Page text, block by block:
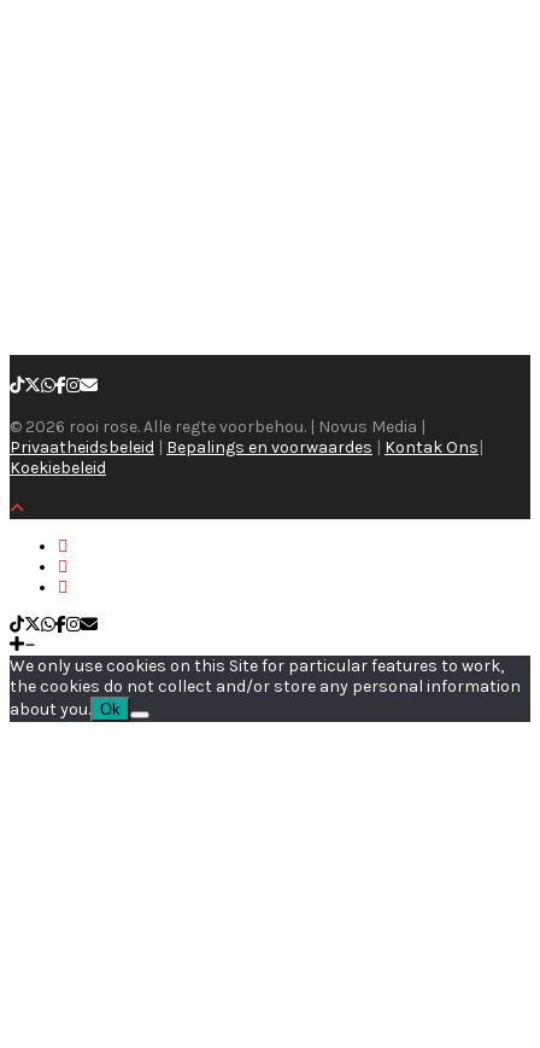
© 2026 rooi rose. Alle regte voorbehou. | Novus Media |
Privaatheidsbeleid | Bepalings en voorwaardes | Kontak Ons|
Koekiebeleid
We only use cookies on this Site for particular features to work,
the cookies do not collect and/or store any personal information
about you. Ok